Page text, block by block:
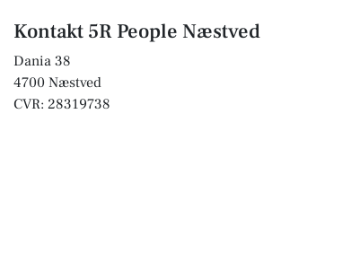
Kontakt 5R People Næstved
Dania 38
4700 Næstved
CVR: 28319738